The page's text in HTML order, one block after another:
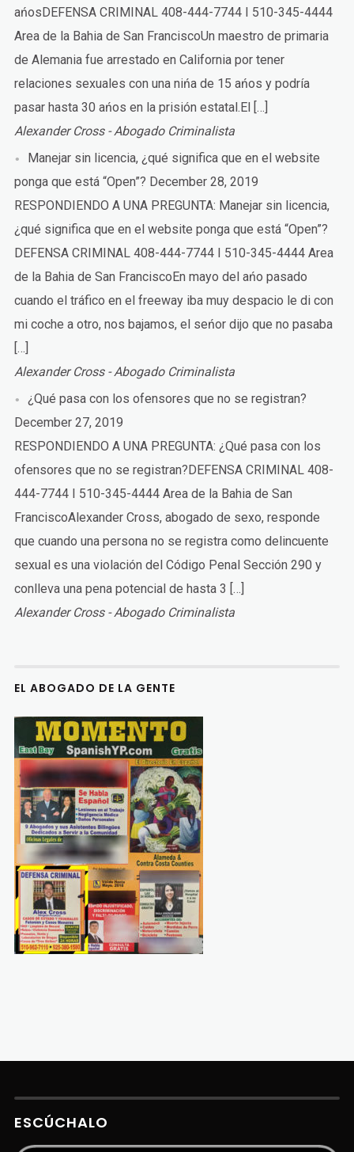
ańosDEFENSA CRIMINAL 408-444-7744 I 510-345-4444
Area de la Bahia de San FranciscoUn maestro de primaria
de Alemania fue arrestado en California por tener
relaciones sexuales con una nińa de 15 ańos y podría
pasar hasta 30 ańos en la prisión estatal.El […]
Alexander Cross - Abogado Criminalista
Manejar sin licencia, ¿qué significa que en el website
ponga que está “Open”? December 28, 2019
RESPONDIENDO A UNA PREGUNTA: Manejar sin licencia,
¿qué significa que en el website ponga que está “Open”?
DEFENSA CRIMINAL 408-444-7744 I 510-345-4444 Area
de la Bahia de San FranciscoEn mayo del ańo pasado
cuando el tráfico en el freeway iba muy despacio le di con
mi coche a otro, nos bajamos, el seńor dijo que no pasaba
[…]
Alexander Cross - Abogado Criminalista
¿Qué pasa con los ofensores que no se registran?
December 27, 2019
RESPONDIENDO A UNA PREGUNTA: ¿Qué pasa con los
ofensores que no se registran?DEFENSA CRIMINAL 408-
444-7744 I 510-345-4444 Area de la Bahia de San
FranciscoAlexander Cross, abogado de sexo, responde
que cuando una persona no se registra como delincuente
sexual es una violación del Código Penal Sección 290 y
conlleva una pena potencial de hasta 3 […]
Alexander Cross - Abogado Criminalista
EL ABOGADO DE LA GENTE
ESCÚCHALO